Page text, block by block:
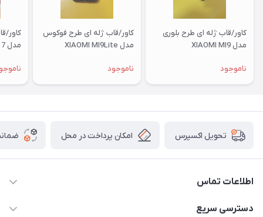
کاور/قاب ژله ای طرح بلوری
مدل XIAOMI MI9
ناموجود
کاور/قاب ژله ای طرح فوکوس
مدل XIAOMI MI9Lite
ناموجود
کاور/
مدل XIAOMI RM 7
تحویل اکسپرس امکان پرداخت در محل
اطلاعات تماس
09332394024-09120346631
دسترسی سریع